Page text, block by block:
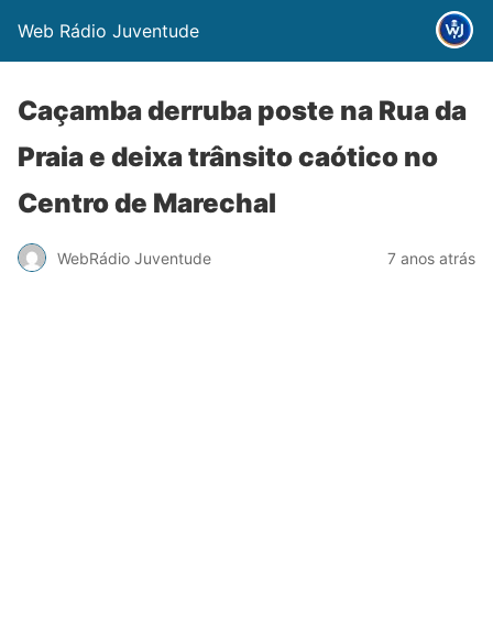
Web Rádio Juventude
Caçamba derruba poste na Rua da
Praia e deixa trânsito caótico no
Centro de Marechal
WebRádio Juventude 7 anos atrás